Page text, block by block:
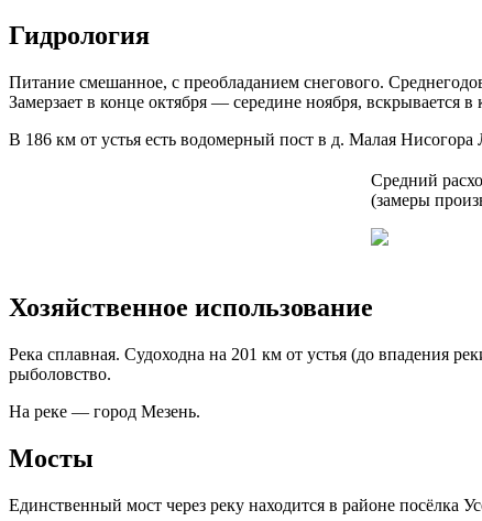
Гидрология
Питание смешанное, с преобладанием снегового.
Замерзает в конце октября — середине ноября, вскрывается
В 186 км от устья есть водомерный пост в д. Малая Нисогора
Средний
(замеры
Хозяйственное использование
Река сплавная. Судоходна на 201 км от устья (до впадения
рыболовство.
На реке — город Мезень.
Мосты
Единственный мост через реку находится в районе посёлка